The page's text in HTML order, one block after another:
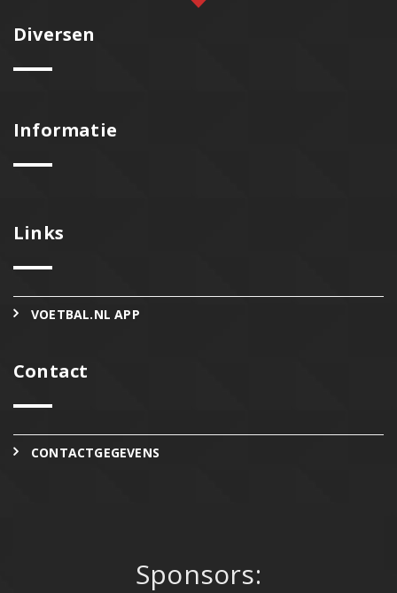
Diversen
Informatie
Links
VOETBAL.NL APP
Contact
CONTACTGEGEVENS
Sponsors: